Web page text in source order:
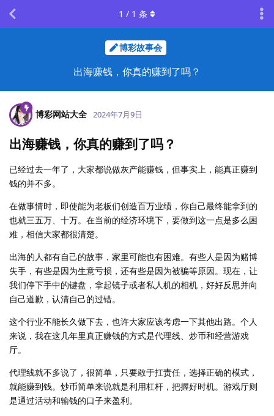
博彩故事会
出海赚钱，你真的赚到了吗？
1 / 1 条
博彩网站大全 2024年7月9日
出海赚钱，你真的赚到了吗？
已经过去一年了，大家都说做灰产能赚钱，但事实上，能真正赚到
钱的并不多。
在做事情时，即使能为老板们创造百万业绩，你自己最终能拿到的
也就三五万、十万。在当前的经济环境下，要做到这一点是多么困
难，相信大家都很清楚。
出海的人都有自己的故事，家里可能也有困难。有些人是因为赌博
失手，有些是因为生意亏损，还有些是因为被骗等原因。现在，让
我们停下手中的键盘，拿起镜子或者私人机的相机，好好反思并向
自己道歉，认清自己的过错。
这个行业不能长久做下去，也许大家应该考虑一下其他出路。个人
来说，我在这几年里真正赚钱的方式是代理线、炒币和经营游戏
厅。
代理线就不多说了，很简单，只要敢于扛责任，选择正确的模式，
就能赚到钱。炒币简单来说就是利用杠杆，把握好时机。游戏厅则
是通过活动和输钱的口子来盈利。